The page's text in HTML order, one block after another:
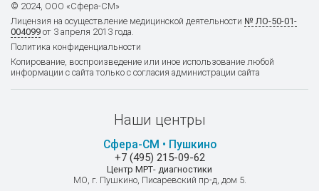
Иммуномакс
610
Ликопид
Т-активин
© 2024, ООО «Сфера-СМ»
Лицензия на осуществление медицинской деятельности № ЛО-50-01-
004099 от 3 апреля 2013 года.
Политика конфиденциальности
Копирование, воспроизведение или иное использование любой
информации с сайта только с согласия администрации сайта
Наши центры
Сфера-СМ • Пушкино
+7 (495) 215-09-62
Центр МРТ- диагностики
МО, г. Пушкино, Писаревский пр-д, дом 5.